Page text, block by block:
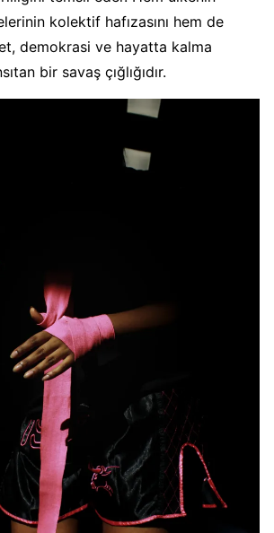
kolektif hafızasını hem de
demokrasi ve hayatta kalma
bir savaş çığlığıdır.